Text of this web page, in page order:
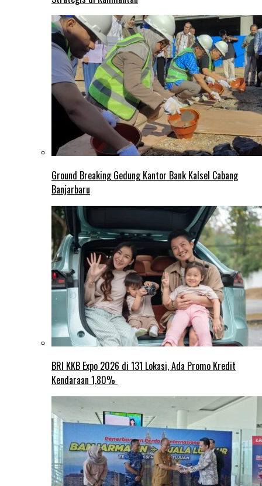
Ground Breaking Gedung Kantor Bank Kalsel Cabang
Banjarbaru
BRI KKB Expo 2026 di 131 Lokasi, Ada Promo Kredit
Kendaraan 1,80%